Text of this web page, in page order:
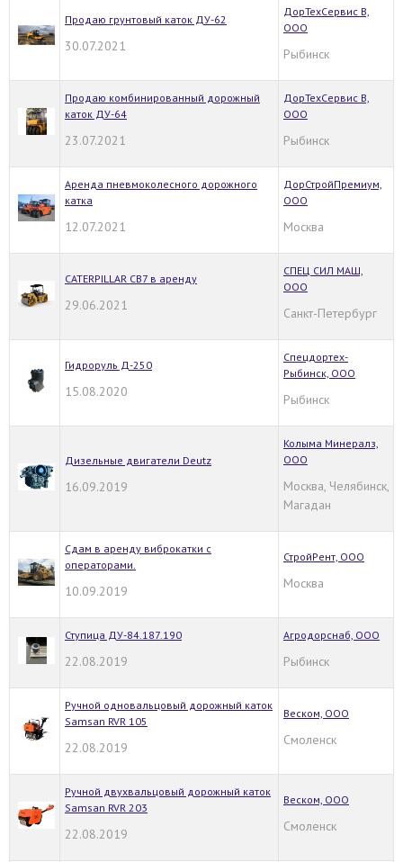
Продаю грунтовый каток ДУ-62
30.07.2021
ДорТехСервис В,
ООО
Рыбинск
Продаю комбинированный дорожный
каток ДУ-64
23.07.2021
ДорТехСервис В,
ООО
Рыбинск
Аренда пневмоколесного дорожного
катка
12.07.2021
ДорСтройПремиум,
ООО
Москва
CATERPILLAR CB7 в аренду
29.06.2021
СПЕЦ СИЛ МАШ,
ООО
Санкт-Петербург
Гидроруль Д-250
15.08.2020
Спецдортех-
Рыбинск, ООО
Рыбинск
Дизельные двигатели Deutz
16.09.2019
Колыма Минералз,
ООО
Москва, Челябинск,
Магадан
Сдам в аренду виброкатки с
операторами.
10.09.2019
СтройРент, ООО
Москва
Ступица ДУ-84.187.190
22.08.2019
Агродорснаб, ООО
Рыбинск
Ручной одновальцовый дорожный каток
Samsan RVR 105
22.08.2019
Веском, ООО
Смоленск
Ручной двухвальцовый дорожный каток
Samsan RVR 203
22.08.2019
Веском, ООО
Смоленск